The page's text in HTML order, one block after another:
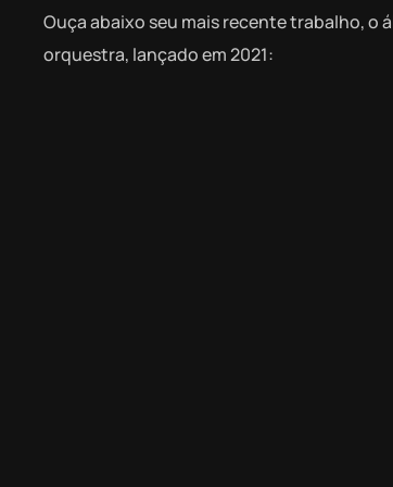
Ouça abaixo seu mais recente trabalho, o
orquestra, lançado em 2021: